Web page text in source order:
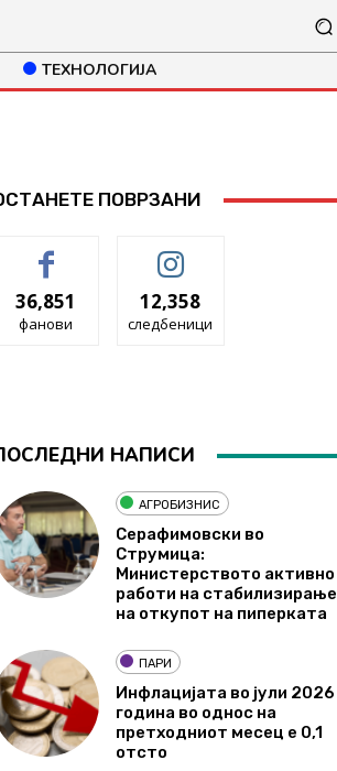
ТЕХНОЛОГИЈА
ПОВРЗАНИ
36,851
фанови
12,358
следбеници
НАПИСИ
АГРОБИЗНИС
Серафимовски во
Струмица:
Министерството активно
работи на стабилизирање
на откупот на пиперката
ПАРИ
Инфлацијата во јули 2026
година во однос на
претходниот месец е 0,1
отсто